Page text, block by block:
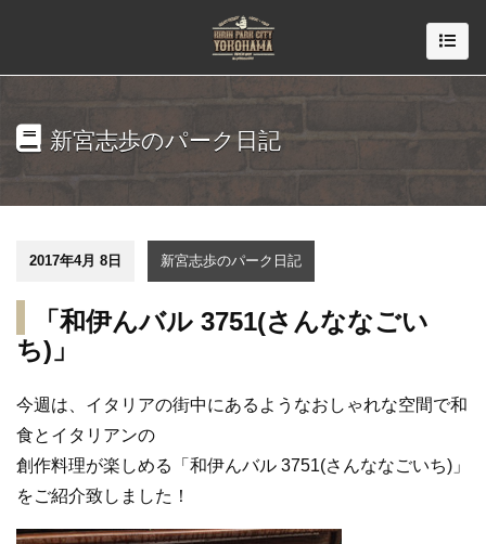
新宮志歩のパーク日記
2017年4月 8日 新宮志歩のパーク日記
「和伊んバル 3751(さんななごい
ち)」
今週は、イタリアの街中にあるようなおしゃれな空間で和
食とイタリアンの
創作料理が楽しめる「和伊んバル 3751(さんななごいち)」
をご紹介致しました！